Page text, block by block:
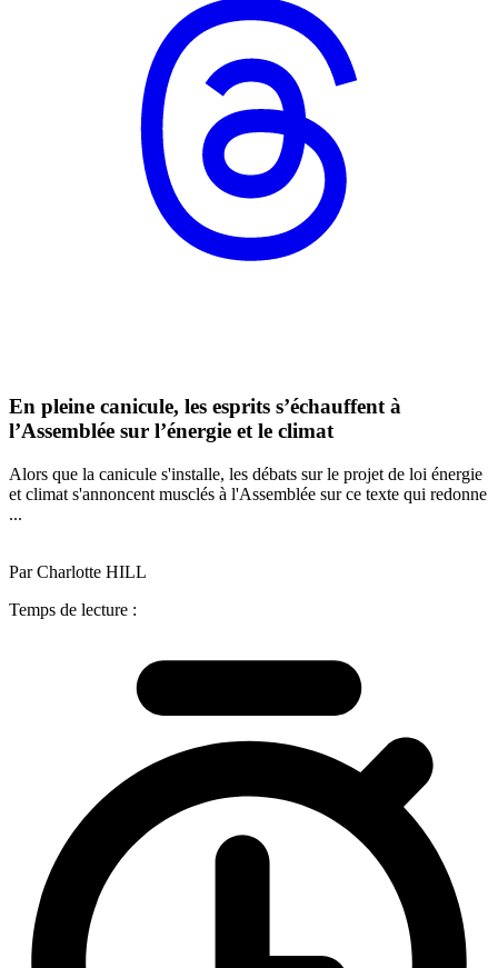
En pleine canicule, les esprits s’échauffent à
l’Assemblée sur l’énergie et le climat
Alors que la canicule s'installe, les débats sur le projet de loi énergie
et climat s'annoncent musclés à l'Assemblée sur ce texte qui redonne
...
Par Charlotte HILL
Temps de lecture :